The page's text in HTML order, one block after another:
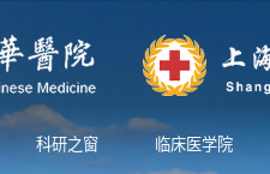
科研之窗 临床医学院